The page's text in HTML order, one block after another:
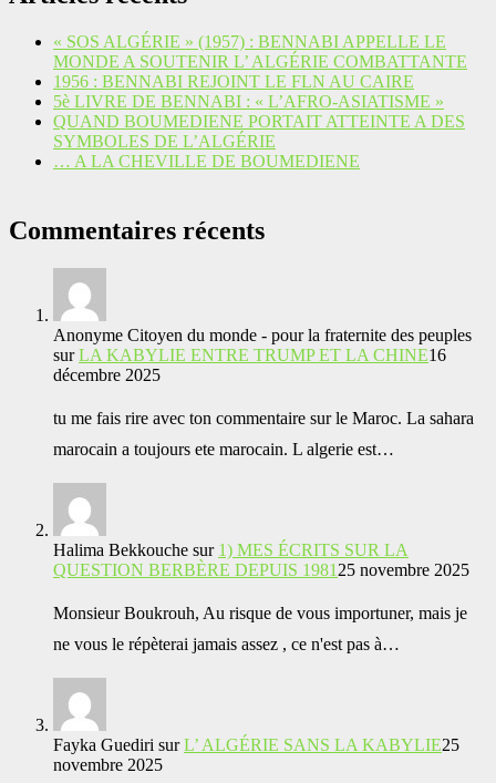
« SOS ALGÉRIE » (1957) : BENNABI APPELLE LE
MONDE A SOUTENIR L’ ALGÉRIE COMBATTANTE
1956 : BENNABI REJOINT LE FLN AU CAIRE
5è LIVRE DE BENNABI : « L’AFRO-ASIATISME »
QUAND BOUMEDIENE PORTAIT ATTEINTE A DES
SYMBOLES DE L’ALGÉRIE
… A LA CHEVILLE DE BOUMEDIENE
Commentaires récents
Anonyme Citoyen du monde - pour la fraternite des peuples
surLA KABYLIE ENTRE TRUMP ET LA CHINE16
décembre 2025
tu me fais rire avec ton commentaire sur le Maroc. La sahara
marocain a toujours ete marocain. L algerie est…
Halima Bekkouche sur 1) MES ÉCRITS SUR LA
QUESTION BERBÈRE DEPUIS 1981 25 novembre 2025
Monsieur Boukrouh, Au risque de vous importuner, mais je
ne vous le répèterai jamais assez , ce n'est pas à…
Fayka Guediri surL’ ALGÉRIE SANS LA KABYLIE25
novembre 2025